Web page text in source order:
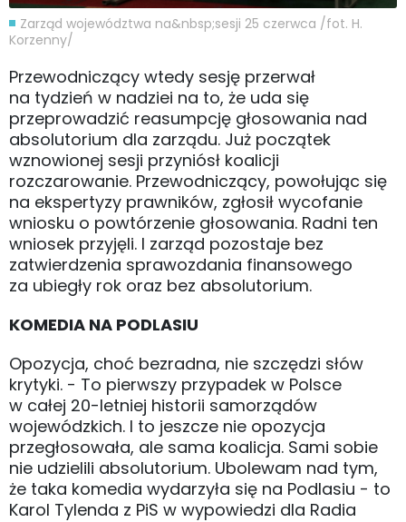
Zarząd województwa na&nbsp;sesji 25 czerwca /fot. H.
Korzenny/
Przewodniczący wtedy sesję przerwał
na tydzień w nadziei na to, że uda się
przeprowadzić reasumpcję głosowania nad
absolutorium dla zarządu. Już początek
wznowionej sesji przyniósł koalicji
rozczarowanie. Przewodniczący, powołując się
na ekspertyzy prawników, zgłosił wycofanie
wniosku o powtórzenie głosowania. Radni ten
wniosek przyjęli. I zarząd pozostaje bez
zatwierdzenia sprawozdania finansowego
za ubiegły rok oraz bez absolutorium.
KOMEDIA NA PODLASIU
Opozycja, choć bezradna, nie szczędzi słów
krytyki. - To pierwszy przypadek w Polsce
w całej 20-letniej historii samorządów
wojewódzkich. I to jeszcze nie opozycja
przegłosowała, ale sama koalicja. Sami sobie
nie udzielili absolutorium. Ubolewam nad tym,
że taka komedia wydarzyła się na Podlasiu - to
Karol Tylenda z PiS w wypowiedzi dla Radia